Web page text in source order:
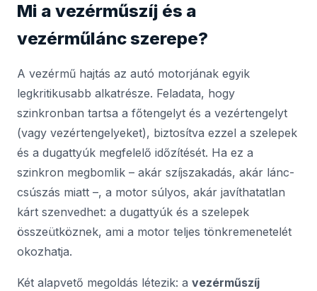
Mi a vezérműszíj és a
vezérműlánc szerepe?
A vezérmű hajtás az autó motorjának egyik
legkritikusabb alkatrésze. Feladata, hogy
szinkronban tartsa a főtengelyt és a vezértengelyt
(vagy vezértengelyeket), biztosítva ezzel a szelepek
és a dugattyúk megfelelő időzítését. Ha ez a
szinkron megbomlik – akár szíjszakadás, akár lánc-
csúszás miatt –, a motor súlyos, akár javíthatatlan
kárt szenvedhet: a dugattyúk és a szelepek
összeütköznek, ami a motor teljes tönkremenetelét
okozhatja.
Két alapvető megoldás létezik: a vezérműszíj